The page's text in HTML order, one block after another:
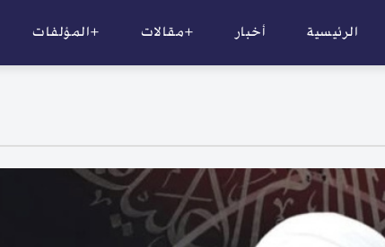
الرئيسية أخبار +مقالات +المؤلفات